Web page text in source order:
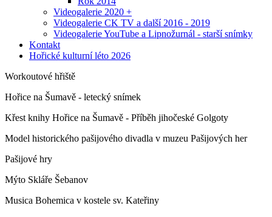
Videogalerie 2020 +
Videogalerie CK TV a další 2016 - 2019
Videogalerie YouTube a Lipnožurnál - starší snímky
Kontakt
Hořické kulturní léto 2026
Workoutové hřiště
Hořice na Šumavě - letecký snímek
Křest knihy Hořice na Šumavě - Příběh jihočeské Golgoty
Model historického pašijového divadla v muzeu Pašijových her
Pašijové hry
Mýto Skláře Šebanov
Musica Bohemica v kostele sv. Kateřiny